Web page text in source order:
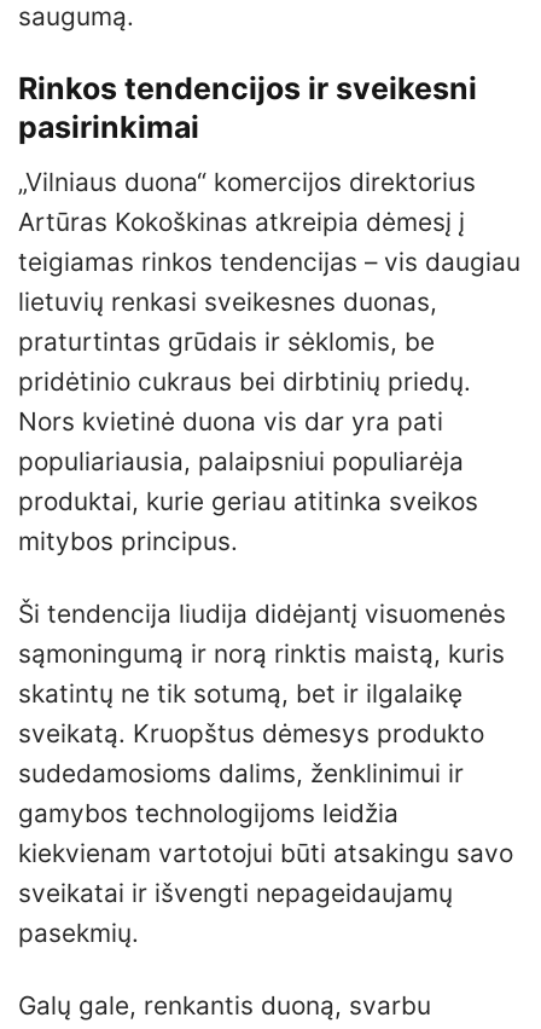
saugumą.
Rinkos tendencijos ir sveikesni
pasirinkimai
„Vilniaus duona“ komercijos direktorius
Artūras Kokoškinas atkreipia dėmesį į
teigiamas rinkos tendencijas – vis daugiau
lietuvių renkasi sveikesnes duonas,
praturtintas grūdais ir sėklomis, be
pridėtinio cukraus bei dirbtinių priedų.
Nors kvietinė duona vis dar yra pati
populiariausia, palaipsniui populiarėja
produktai, kurie geriau atitinka sveikos
mitybos principus.
Ši tendencija liudija didėjantį visuomenės
sąmoningumą ir norą rinktis maistą, kuris
skatintų ne tik sotumą, bet ir ilgalaikę
sveikatą. Kruopštus dėmesys produkto
sudedamosioms dalims, ženklinimui ir
gamybos technologijoms leidžia
kiekvienam vartotojui būti atsakingu savo
sveikatai ir išvengti nepageidaujamų
pasekmių.
Galų gale, renkantis duoną, svarbu